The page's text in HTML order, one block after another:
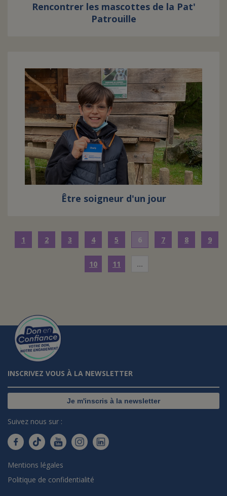
Rencontrer les mascottes de la Pat'
Patrouille
Être soigneur d'un jour
1 2 3 4 5 6 7 8 9
10 11 …
INSCRIVEZ VOUS À LA NEWSLETTER
Je m'inscris à la newsletter
Suivez nous sur :
Mentions légales
Politique de confidentialité